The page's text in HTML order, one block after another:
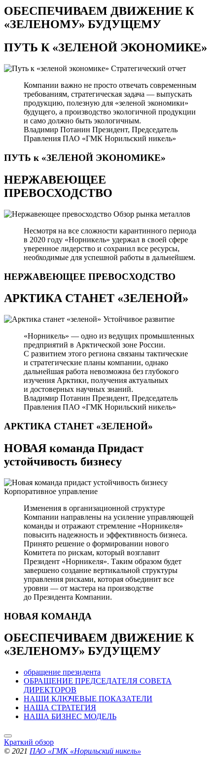
ОБЕСПЕЧИВАЕМ ДВИЖЕНИЕ К
«ЗЕЛЕНОМУ» БУДУЩЕМУ
ПУТЬ К«ЗЕЛЕНОЙ ЭКОНОМИКЕ»
Стратегический отчет
Компании важно не просто отвечать современным
требованиям, стратегическая задача — выпускать
продукцию, полезную для «зеленой экономики»
будущего, а производство экологичной продукции
и само должно быть экологичным.
Владимир Потанин Президент, Председатель
Правления ПАО «ГМК Норильский никель»
ПУТЬ к «ЗЕЛЕНОЙ ЭКОНОМИКЕ»
НЕРЖАВЕЮЩЕЕ
ПРЕВОСХОДСТВО
Обзор рынка металлов
Несмотря на все сложности карантинного периода
в 2020 году «Норникель» удержал в своей сфере
уверенное лидерство и сохранил все ресурсы,
необходимые для успешной работы в дальнейшем.
НЕРЖАВЕЮЩЕЕ ПРЕВОСХОДСТВО
АРКТИКА СТАНЕТ «ЗЕЛЕНОЙ»
Устойчивое развитие
«Норникель» — одно из ведущих промышленных
предприятий в Арктической зоне России.
С развитием этого региона связаны тактические
и стратегические планы компании, однако
дальнейшая работа невозможна без глубокого
изучения Арктики, получения актуальных
и достоверных научных знаний.
Владимир Потанин Президент, Председатель
Правления ПАО «ГМК Норильский никель»
АРКТИКА СТАНЕТ «ЗЕЛЕНОЙ»
НОВАЯ команда Придаст
устойчивость бизнесу
Корпоративное управление
Изменения в организационной структуре
Компании направлены на усиление управляющей
команды и отражают стремление «Норникеля»
повысить надежность и эффективность бизнеса.
Принято решение о формировании нового
Комитета по рискам, который возглавит
Президент «Норникеля». Таким образом будет
завершено создание вертикальной структуры
управления рисками, которая объединит все
уровни — от мастера на производстве
до Президента Компании.
НОВАЯ КОМАНДА
ОБЕСПЕЧИВАЕМ ДВИЖЕНИЕ К
«ЗЕЛЕНОМУ» БУДУЩЕМУ
обращение президента
ОБРАЩЕНИЕ ПРЕДСЕДАТЕЛЯ СОВЕТА
ДИРЕКТОРОВ
НАШИ КЛЮЧЕВЫЕ ПОКАЗАТЕЛИ
НАША СТРАТЕГИЯ
НАША БИЗНЕС МОДЕЛЬ
Краткий обзор
© 2021 ПАО «ГМК «Норильский никель»